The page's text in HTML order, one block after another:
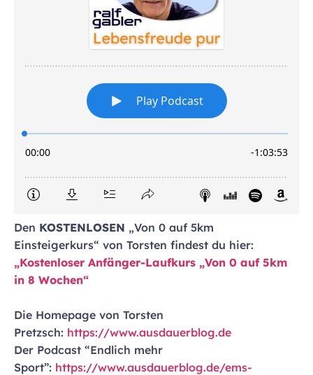
Den KOSTENLOSEN „Von 0 auf 5km
Einsteigerkurs“ von Torsten findest du hier:
„Kostenloser Anfänger-Laufkurs „Von 0 auf 5km
in 8 Wochen“
Die Homepage von Torsten
Pretzsch: https://www.ausdauerblog.de
Der Podcast “Endlich mehr
Sport”: https://www.ausdauerblog.de/ems-